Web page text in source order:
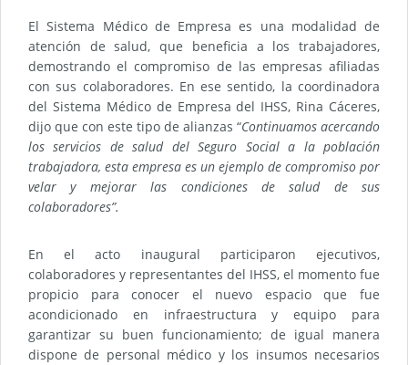
El Sistema Médico de Empresa es una modalidad de
atención de salud, que beneficia a los trabajadores,
demostrando el compromiso de las empresas afiliadas
con sus colaboradores. En ese sentido, la coordinadora
del Sistema Médico de Empresa del IHSS, Rina Cáceres,
dijo que con este tipo de alianzas “Continuamos acercando
los servicios de salud del Seguro Social a la población
trabajadora, esta empresa es un ejemplo de compromiso por
velar y mejorar las condiciones de salud de sus
colaboradores”.
En el acto inaugural participaron ejecutivos,
colaboradores y representantes del IHSS, el momento fue
propicio para conocer el nuevo espacio que fue
acondicionado en infraestructura y equipo para
garantizar su buen funcionamiento; de igual manera
dispone de personal médico y los insumos necesarios